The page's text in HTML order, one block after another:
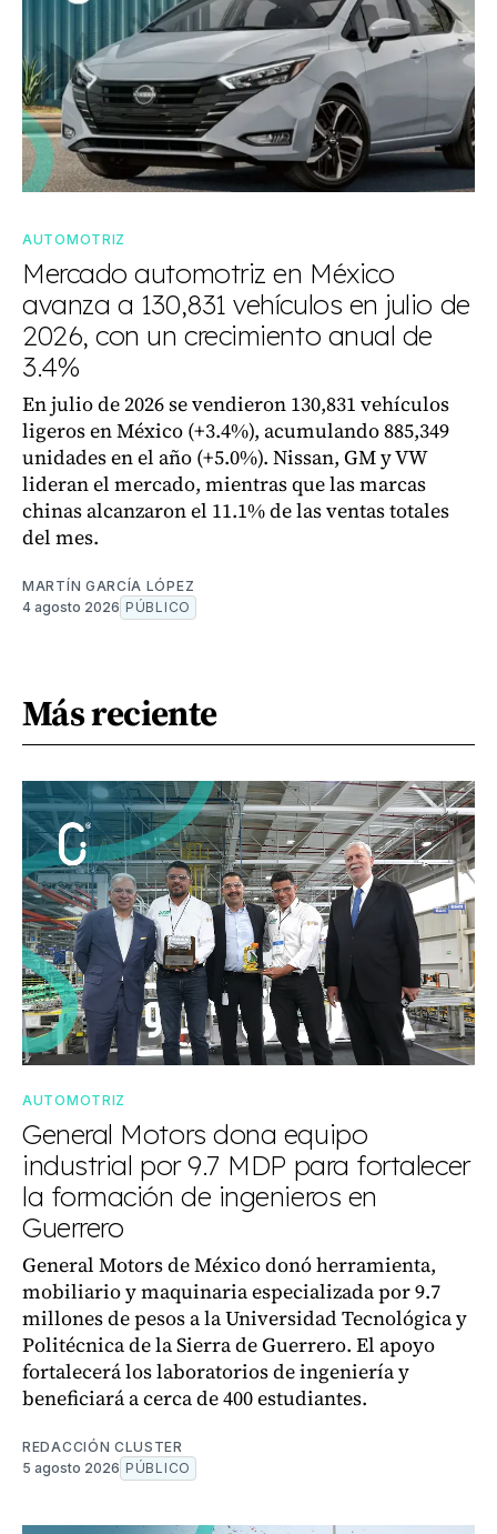
AUTOMOTRIZ
Mercado automotriz en México
avanza a 130,831 vehículos en julio de
2026, con un crecimiento anual de
3.4%
En julio de 2026 se vendieron 130,831 vehículos
ligeros en México (+3.4%), acumulando 885,349
unidades en el año (+5.0%). Nissan, GM y VW
lideran el mercado, mientras que las marcas
chinas alcanzaron el 11.1% de las ventas totales
del mes.
MARTÍN GARCÍA LÓPEZ
4 agosto 2026 PÚBLICO
Más reciente
AUTOMOTRIZ
General Motors dona equipo
industrial por 9.7 MDP para fortalecer
la formación de ingenieros en
Guerrero
General Motors de México donó herramienta,
mobiliario y maquinaria especializada por 9.7
millones de pesos a la Universidad Tecnológica y
Politécnica de la Sierra de Guerrero. El apoyo
fortalecerá los laboratorios de ingeniería y
beneficiará a cerca de 400 estudiantes.
REDACCIÓN CLUSTER
5 agosto 2026 PÚBLICO